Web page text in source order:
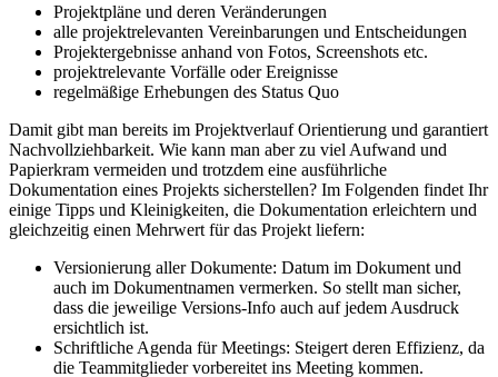
Projektpläne und deren Veränderungen
alle projektrelevanten Vereinbarungen und Entscheidungen
Projektergebnisse anhand von Fotos, Screenshots etc.
projektrelevante Vorfälle oder Ereignisse
regelmäßige Erhebungen des Status Quo
Damit gibt man bereits im Projektverlauf Orientierung und garantiert
Nachvollziehbarkeit. Wie kann man aber zu viel Aufwand und
Papierkram vermeiden und trotzdem eine ausführliche
Dokumentation eines Projekts sicherstellen? Im Folgenden findet Ihr
einige Tipps und Kleinigkeiten, die Dokumentation erleichtern und
gleichzeitig einen Mehrwert für das Projekt liefern:
Versionierung aller Dokumente: Datum im Dokument und
auch im Dokumentnamen vermerken. So stellt man sicher,
dass die jeweilige Versions-Info auch auf jedem Ausdruck
ersichtlich ist.
Schriftliche Agenda für Meetings: Steigert deren Effizienz, da
die Teammitglieder vorbereitet ins Meeting kommen.